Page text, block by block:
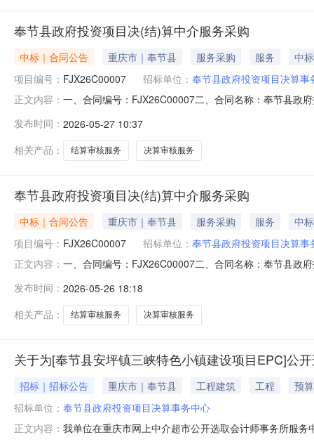
奉节县政府投资项目决(结)算中介服务采购
中标｜合同公告 重庆市｜奉节县 服务采购 服务
中
项目编号： FJX26C00007 招标单位： 奉节县政府投资项目决算事
正文内容： 一、合同编号：FJX26C00007二、合同名称：奉节县政
湖街道食品城大道18号重庆广告产业园15幢4单元4-11
发布时间： 2026-05-27 10:37
相关产品：
结算审核服务 决算审核服务
奉节县政府投资项目决(结)算中介服务采购
中标｜合同公告 重庆市｜奉节县 服务采购 服务
中
项目编号： FJX26C00007 招标单位： 奉节县政府投资项目决算事
正文内容： 一、合同编号：FJX26C00007二、合同名称：奉节县政
林路251号联系方式：18225305851六、合同主要信息
工作。
发布时间： 2026-05-26 18:18
相关产品：
结算审核服务 决算审核服务
关于为[奉节县安坪镇三峡特色小镇建设项目EPC]公
招标｜招标公告 重庆市｜奉节县 工程建筑 工程
预
招标单位： 奉节县政府投资项目决算事务中心
正文内容： 我单位在重庆市网上中介超市公开选取会计师事务所服